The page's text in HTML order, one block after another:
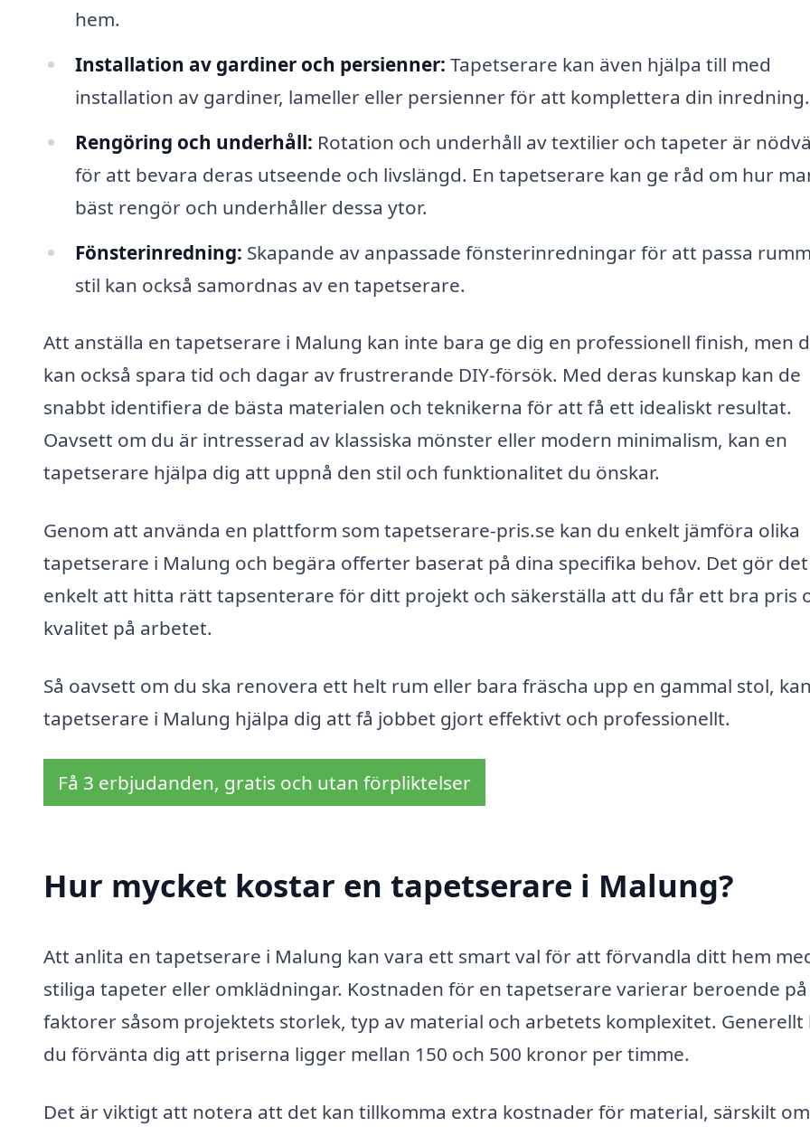
hem.
Installation av gardiner och persienner: Tapetserare kan även hjälpa till med
installation av gardiner, lameller eller persienner för att komplettera din inredning.
Rengöring och underhåll: Rotation och underhåll av textilier och tapeter är
för att bevara deras utseende och livslängd. En tapetserare kan ge råd om hur
bäst rengör och underhåller dessa ytor.
Fönsterinredning: Skapande av anpassade fönsterinredningar för att passa
stil kan också samordnas av en tapetserare.
Att anställa en tapetserare i Malung kan inte bara ge dig en professionell finish, men
kan också spara tid och dagar av frustrerande DIY-försök. Med deras kunskap kan de
snabbt identifiera de bästa materialen och teknikerna för att få ett idealiskt resultat.
Oavsett om du är intresserad av klassiska mönster eller modern minimalism, kan en
tapetserare hjälpa dig att uppnå den stil och funktionalitet du önskar.
Genom att använda en plattform som tapetserare-pris.se kan du enkelt jämföra olika
tapetserare i Malung och begära offerter baserat på dina specifika behov. Det gör det
enkelt att hitta rätt tapsenterare för ditt projekt och säkerställa att du får ett bra pris
kvalitet på arbetet.
Så oavsett om du ska renovera ett helt rum eller bara fräscha upp en gammal stol,
tapetserare i Malung hjälpa dig att få jobbet gjort effektivt och professionellt.
Få 3 erbjudanden, gratis och utan förpliktelser
Hur mycket kostar en tapetserare i Malung?
Att anlita en tapetserare i Malung kan vara ett smart val för att förvandla ditt hem
stiliga tapeter eller omklädningar. Kostnaden för en tapetserare varierar beroende
faktorer såsom projektets storlek, typ av material och arbetets komplexitet. Generellt
du förvänta dig att priserna ligger mellan 150 och 500 kronor per timme.
Det är viktigt att notera att det kan tillkomma extra kostnader för material, särskilt